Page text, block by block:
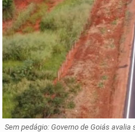
Sem pedágio: Governo de Goiás